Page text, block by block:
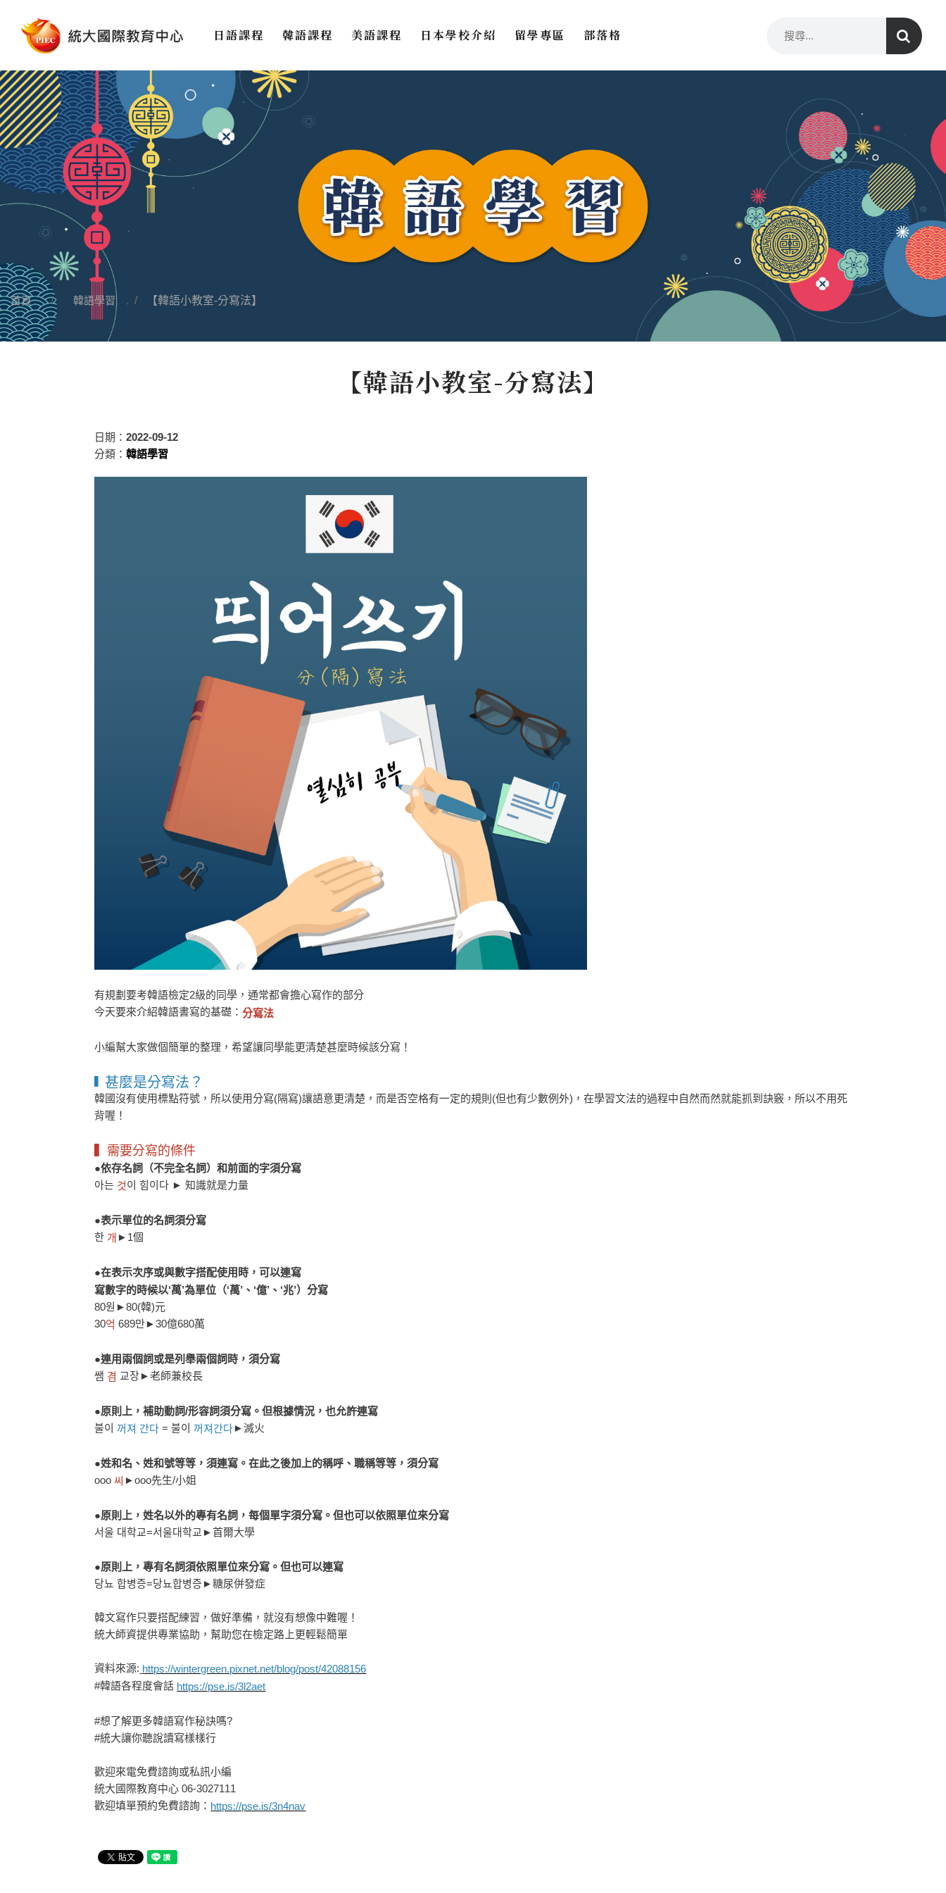
日語課程 韓語課程 美語課程 日本學校介紹 留學專區 部落格
首頁 韓語學習 【韓語小教室-分寫法】
【韓語小教室-分寫法】
日期：2022-09-12
分類：韓語學習
有規劃要考韓語檢定2級的同學，通常都會擔心寫作的部分
今天要來介紹韓語書寫的基礎：分寫法
小編幫大家做個簡單的整理，希望讓同學能更清楚甚麼時候該分寫！
甚麼是分寫法？
韓國沒有使用標點符號，所以使用分寫(隔寫)讓語意更清楚，而是否空格有一定的規則(但也有少數例外)，在學習文法的過程中自然而然就能抓到訣竅，所以不用死
背喔！
▍需要分寫的條件
●依存名詞（不完全名詞）和前面的字須分寫
아는 것이 힘이다 ► 知識就是力量
●表示單位的名詞須分寫
한 개 ►1個
●在表示次序或與數字搭配使用時，可以連寫
寫數字的時候以‘萬’為單位（‘萬’、‘億’、‘兆’）分寫
80원►80(韓)元
30억 689만►30億680萬
●連用兩個詞或是列舉兩個詞時，須分寫
쌤 겸 교장►老師兼校長
●原則上，補助動詞/形容詞須分寫。但根據情況，也允許連寫
불이 꺼져 간다= 불이 꺼져간다►滅火
●姓和名、姓和號等等，須連寫。在此之後加上的稱呼、職稱等等，須分寫
ooo씨 ►ooo先生/小姐
●原則上，姓名以外的專有名詞，每個單字須分寫。但也可以依照單位來分寫
서울 대학교=서울대학교►首爾大學
●原則上，專有名詞須依照單位來分寫。但也可以連寫
당뇨 합병증=당뇨합병증►糖尿併發症
韓文寫作只要搭配練習，做好準備，就沒有想像中難喔！
統大師資提供專業協助，幫助您在檢定路上更輕鬆簡單
資料來源: https://wintergreen.pixnet.net/blog/post/42088156
#韓語各程度會話 https://pse.is/3l2aet
#想了解更多韓語寫作秘訣嗎?
#統大讓你聽說讀寫樣樣行
歡迎來電免費諮詢或私訊小編
統大國際教育中心 06-3027111
歡迎填單預約免費諮詢： https://pse.is/3n4nav